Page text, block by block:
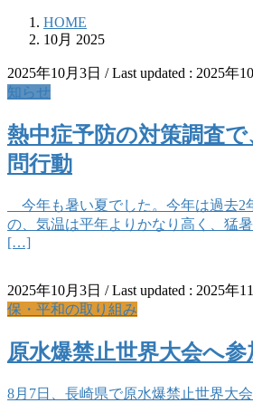
HOME
10月 2025
2025年10月3日 / Last updated : 2025年
知らせ
熱中症予防の対策調査
問行動
今年も暑い夏でした。今年は過去2
の、気温は平年よりかなり高く、猛
[…]
2025年10月3日 / Last updated : 2025年
保・平和の取り組み
原水爆禁止世界大会へ参
8月7日、長崎県で原水爆禁止世界大